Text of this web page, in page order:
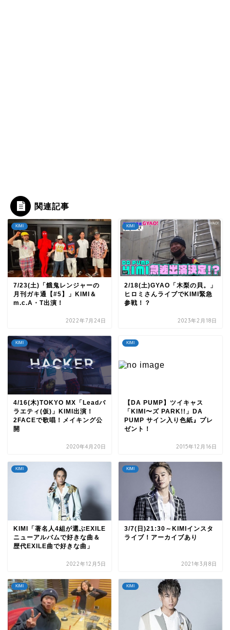
関連記事
KIMI
7/23(土)「餓鬼レンジャーの
月刊ガキ通【#5】」KIMI＆
m.c.A・T出演！
2022年7月24日
KIMI
2/18(土)GYAO「木梨の貝。」
ヒロミさんライブでKIMI緊急
参戦！？
2023年2月18日
KIMI
4/16(木)TOKYO MX「Leadバ
ラエティ(仮)」KIMI出演！
2FACEで歌唱！メイキング公
開
2020年4月20日
KIMI
【DA PUMP】ツイキャス
「KIMI〜ズ PARK!!」DA
PUMP サイン入り色紙』プレ
ゼント！
2015年12月16日
KIMI
KIMI「著名人4組が選ぶEXILE
ニューアルバムで好きな曲＆
歴代EXILE曲で好きな曲」
2022年12月5日
KIMI
3/7(日)21:30～KIMIインスタ
ライブ！アーカイブあり
2021年3月8日
KIMI KIMI